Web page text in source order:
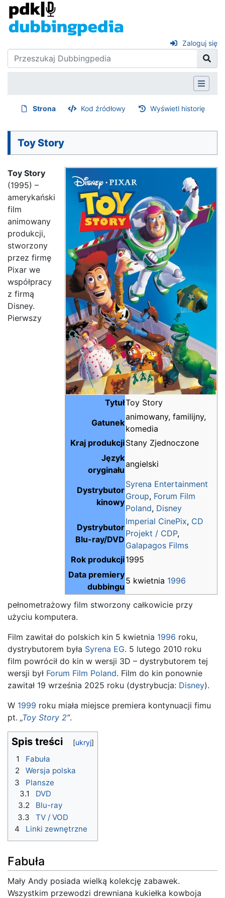
Zaloguj się
Strona Kod źródłowy Wyświetl historię
Toy Story
TytułToy Story
Gatunek
animowany, familijny,
komedia
Kraj produkcjiStany Zjednoczone
Język
oryginału
angielski
Dystrybutor
kinowy
Syrena Entertainment
Group, Forum Film
Poland, Disney
Dystrybutor
Blu-ray/DVD
Imperial CinePix, CD
Projekt / CDP,
Galapagos Films
Rok produkcji1995
Data premiery
dubbingu
5 kwietnia 1996
Toy Story
(1995) –
amerykański
film
animowany
produkcji,
stworzony
przez firmę
Pixar we
współpracy
z firmą
Disney.
Pierwszy
pełnometrażowy film stworzony całkowicie przy
użyciu komputera.
Film zawitał do polskich kin 5 kwietnia 1996 roku,
dystrybutorem była Syrena EG. 5 lutego 2010 roku
film powrócił do kin w wersji 3D – dystrybutorem tej
wersji był Forum Film Poland. Film do kin ponownie
zawitał 19 września 2025 roku (dystrybucja: Disney).
W 1999 roku miała miejsce premiera kontynuacji fimu
pt. „Toy Story 2”.
Spis treści
1
Fabuła
2
Wersja polska
3
Plansze
3.1
DVD
3.2
Blu-ray
3.3
TV / VOD
4
Linki zewnętrzne
Fabuła
Mały Andy posiada wielką kolekcję zabawek.
Wszystkim przewodzi drewniana kukiełka kowboja